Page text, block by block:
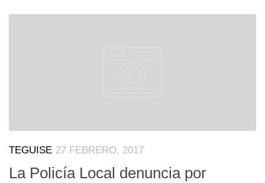
TEGUISE 27 FEBRERO, 2017
La Policía Local denuncia por